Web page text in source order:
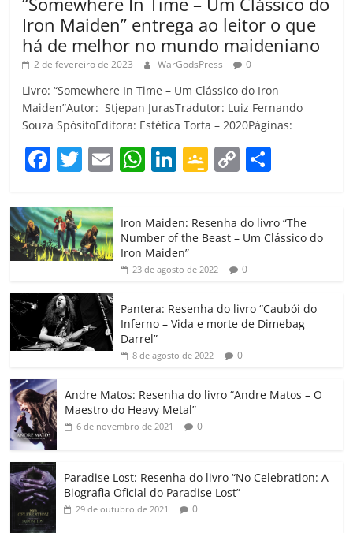
Iron Maiden” entrega ao leitor o que
há de melhor no mundo maideniano
2 de fevereiro de 2023 WarGodsPress 0
Livro: “Somewhere In Time – Um Clássico do Iron
Maiden”Autor: Stjepan JurasTradutor: Luiz Fernando
Souza SpósitoEditora: Estética Torta – 2020Páginas:
F
a
c
e
b
o
o
k
T
w
itt
er
E
m
W
h
s
A
p
p
Li
n
e
dI
n
G
o
gl
e
Cl
a
ss
ro
o
m
C
o
y
Li
n
k
p
h
ar
Iron Maiden: Resenha do livro “The
Number of the Beast – Um Clássico do
Iron Maiden”
23 de agosto de 2022 0
Pantera: Resenha do livro “Caubói do
Inferno – Vida e morte de Dimebag
Darrel”
8 de agosto de 2022 0
Andre Matos: Resenha do livro “Andre Matos – O
Maestro do Heavy Metal”
6 de novembro de 2021 0
Paradise Lost: Resenha do livro “No Celebration: A
Biografia Oficial do Paradise Lost”
29 de outubro de 2021 0